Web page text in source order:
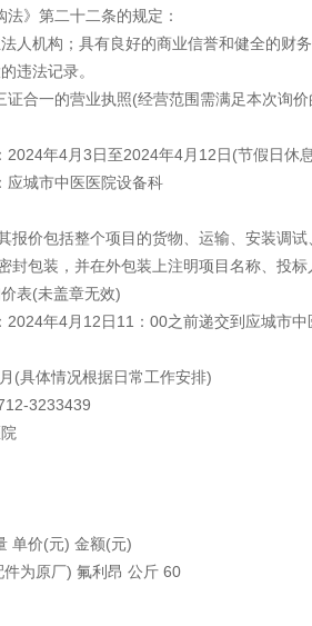
》第二十二条的规定：
人机构；具有良好的商业信誉和健全的财
违法记录。
合一的营业执照(经营范围需满足本次询
2024年4月3日至2024年4月12日(节假日休
应城市中医医院设备科
报价包括整个项目的货物、运输、安装调试
封包装，并在外包装上注明项目名称、投
表(未盖章无效)
2024年4月12日11：00之前递交到应城市
(具体情况根据日常工作安排)
3233439
单价(元) 金额(元)
为原厂) 氟利昂 公斤 60